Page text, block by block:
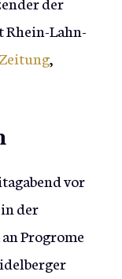
Lahn-
,
vor
der
Progrome